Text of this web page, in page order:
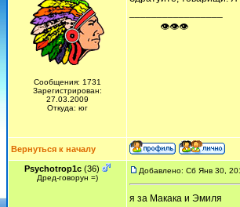
Сообщения: 1731
Зарегистрирован:
27.03.2009
Откуда: юг
ᅠ ᅠ ᅠ👁👁👁
Вернуться к началу
Psychotrop1c (36)
Дред-говорун =)
Добавлено: Сб Янв 30,
я за Макака и Эмиля